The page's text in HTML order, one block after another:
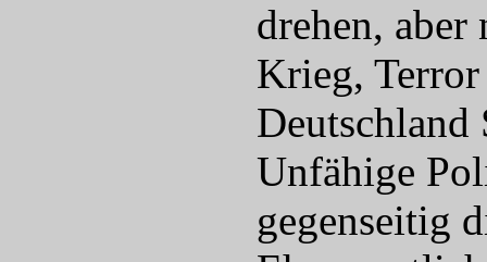
drehen,
Krieg,
Deutschland
Unfähige
gegenseitig